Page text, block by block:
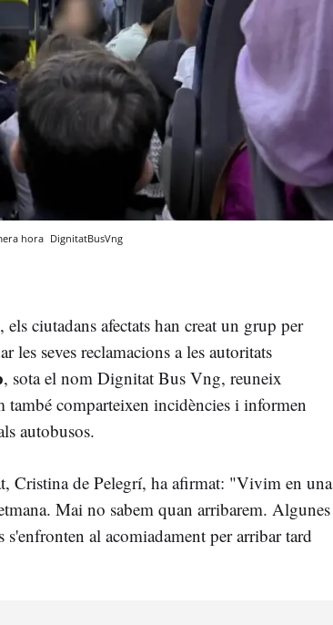
hora DignitatBusVng
els ciutadans afectats han creat un grup per
les seves reclamacions a les autoritats
, sota el nom Dignitat Bus Vng, reuneix
comparteixen incidències i informen
autobusos.
Cristina de Pelegrí, ha afirmat: "Vivim en una
Mai no sabem quan arribarem. Algunes
s'enfronten al acomiadament per arribar tard